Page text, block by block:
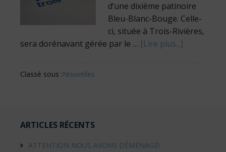
d’une dixième patinoire
Bleu-Blanc-Bouge. Celle-
ci, située à Trois-Rivières,
sera dorénavant gérée par le … [Lire plus...]
Classé sous :Nouvelles
ARTICLES RÉCENTS
ATTENTION NOUS AVONS DÉMÉNAGÉ!